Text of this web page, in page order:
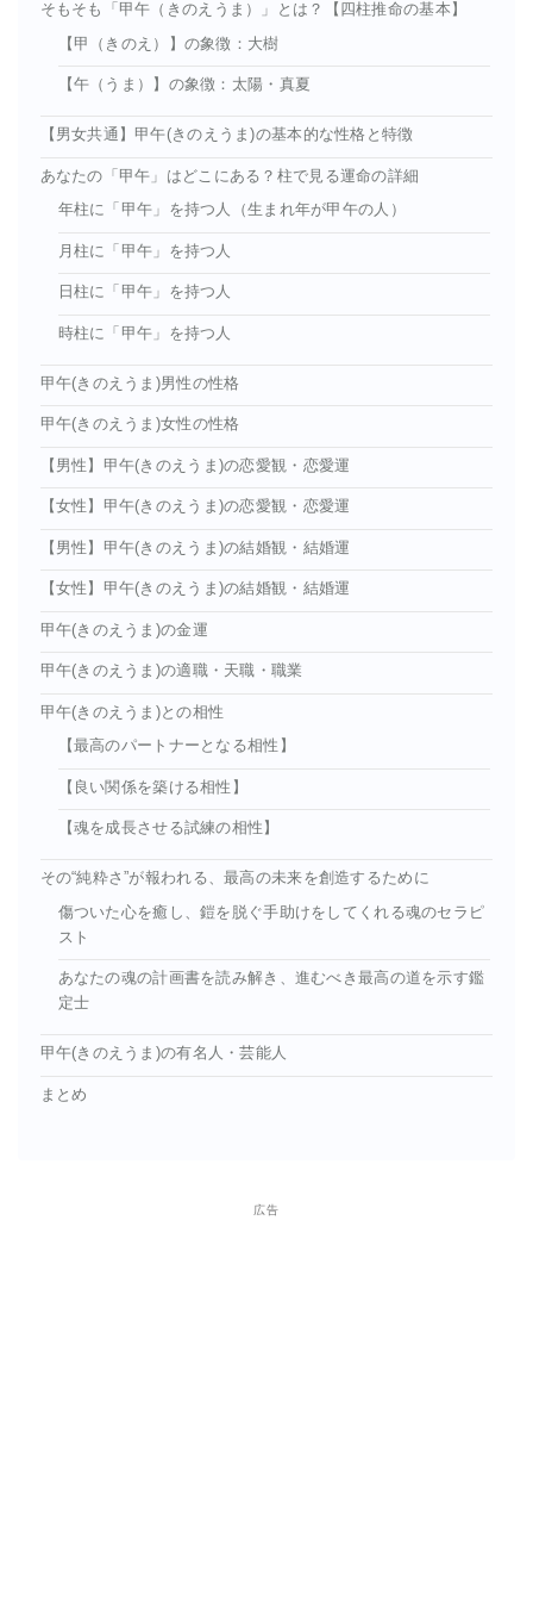
そもそも「甲午（きのえうま）」とは？【四柱推命の基本】
【甲（きのえ）】の象徴：大樹
【午（うま）】の象徴：太陽・真夏
【男女共通】甲午(きのえうま)の基本的な性格と特徴
あなたの「甲午」はどこにある？柱で見る運命の詳細
年柱に「甲午」を持つ人（生まれ年が甲午の人）
月柱に「甲午」を持つ人
日柱に「甲午」を持つ人
時柱に「甲午」を持つ人
甲午(きのえうま)男性の性格
甲午(きのえうま)女性の性格
【男性】甲午(きのえうま)の恋愛観・恋愛運
【女性】甲午(きのえうま)の恋愛観・恋愛運
【男性】甲午(きのえうま)の結婚観・結婚運
【女性】甲午(きのえうま)の結婚観・結婚運
甲午(きのえうま)の金運
甲午(きのえうま)の適職・天職・職業
甲午(きのえうま)との相性
【最高のパートナーとなる相性】
【良い関係を築ける相性】
【魂を成長させる試練の相性】
その“純粋さ”が報われる、最高の未来を創造するために
傷ついた心を癒し、鎧を脱ぐ手助けをしてくれる魂のセラピ
スト
あなたの魂の計画書を読み解き、進むべき最高の道を示す鑑
定士
甲午(きのえうま)の有名人・芸能人
まとめ
広告